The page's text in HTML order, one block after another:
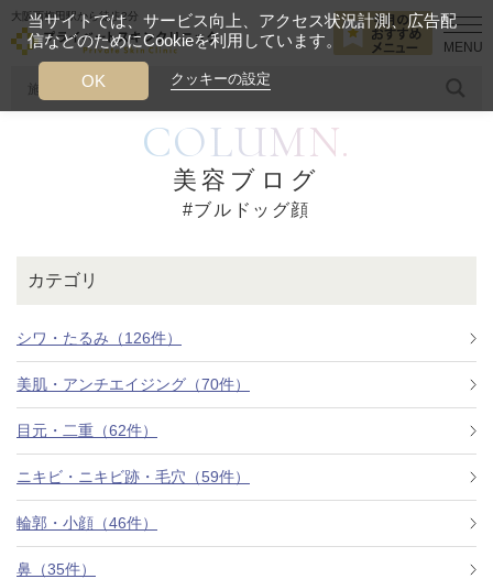
大阪西梅田駅から徒歩2分
糸リフト ヒアルロン酸
今月のおすすめメニュー
クリニックについて
料金一覧
施術症例
ブルドッグ顔
COLUMN.
美容ブログ
#ブルドッグ顔
カテゴリ
シワ・たるみ（126件）
美肌・アンチエイジング（70件）
目元・二重（62件）
ニキビ・ニキビ跡・毛穴（59件）
輪郭・小顔（46件）
鼻（35件）
当サイトでは、サービス向上、アクセス状況計測、広告配
信などのためにCookieを利用しています。
クッキーの設定
OK